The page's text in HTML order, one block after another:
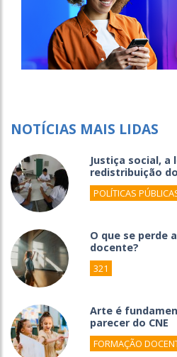
NOTÍCIAS MAIS LIDAS
Justiça social, a
redistribuição
POLÍTICAS
O que se perde
docente?
321
Arte é
parecer do CNE
FORMAÇÃO